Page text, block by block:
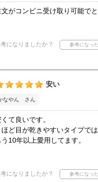
文がコンビニ受け取り可能で
になりましたか？
安い
なやん さん
て良いです。
ほど目が乾きやすいタイプで
う10年以上愛用してます。
になりましたか？